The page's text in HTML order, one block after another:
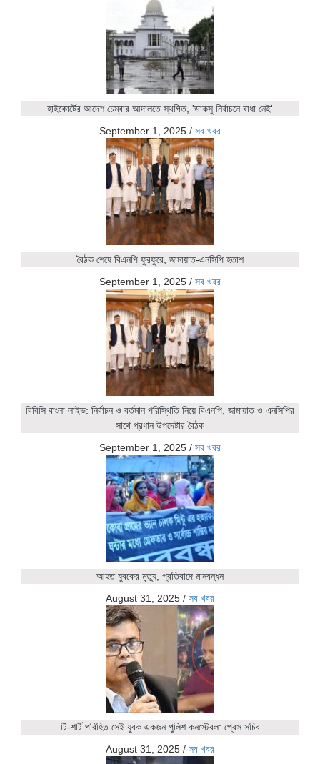
হাইকোর্টের আদেশ চেম্বার আদালতে স্থগিত, 'ডাকসু নির্বাচনে বাধা নেই'
September 1, 2025 / সব খবর
বৈঠক শেষে বিএনপি ফুরফুরে, জামায়াত-এনসিপি হতাশ
September 1, 2025 / সব খবর
বিবিসি বাংলা লাইভ: নির্বাচন ও বর্তমান পরিস্থিতি নিয়ে বিএনপি, জামায়াত ও এনসিপির
সাথে প্রধান উপদেষ্টার বৈঠক
September 1, 2025 / সব খবর
আহত যুবকের মৃত্যু, প্রতিবাদে মানবন্ধন
August 31, 2025 / সব খবর
টি-শার্ট পরিহিত সেই যুবক একজন পুলিশ কনস্টেবল: প্রেস সচিব
August 31, 2025 / সব খবর